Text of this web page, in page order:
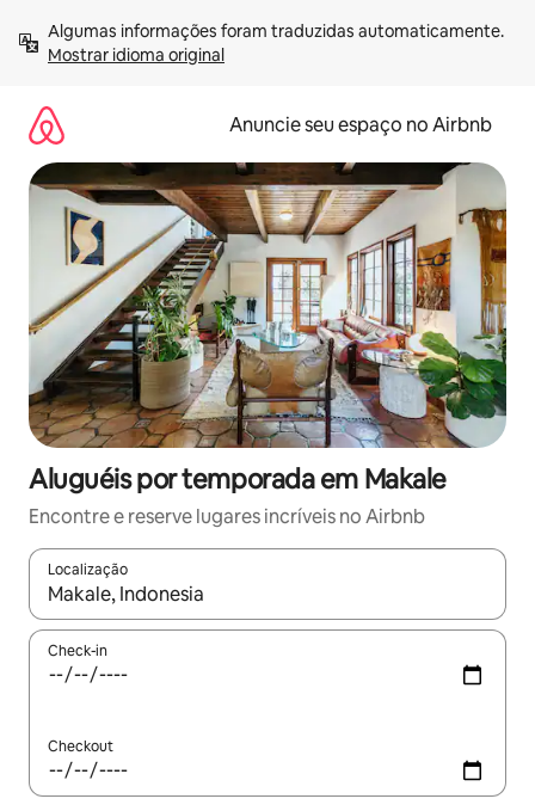
para
Mostrar idioma original
Anuncie seu espaço no Airbnb
Aluguéis por temporada em Makale
Encontre e reserve lugares incríveis no Airbnb
Localização
Quando os resultados estiverem disponíveis, explore-os
Check-in
Checkout